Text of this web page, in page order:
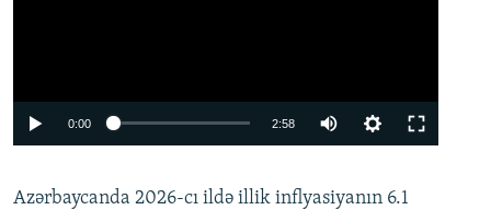
0:00 2:58
360p
Azərbaycanda 2026-cı ildə illik inflyasiyanın 6.1